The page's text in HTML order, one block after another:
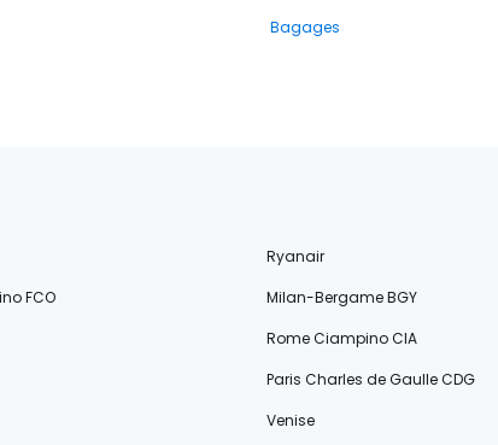
Bagages
Ryanair
FCO
Milan-Bergame BGY
Rome Ciampino CIA
Paris Charles de Gaulle CDG
Venise